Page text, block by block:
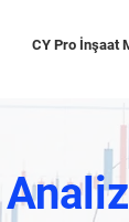
CY Pro İnşaat